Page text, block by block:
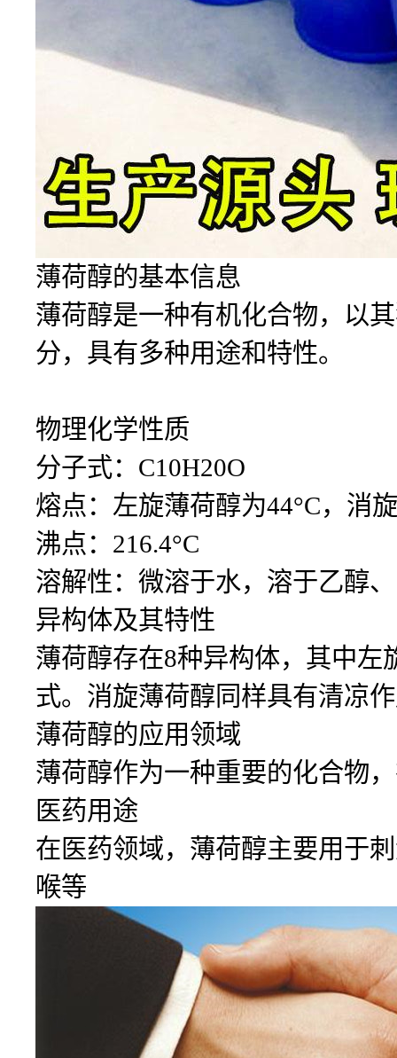
薄荷醇的基本信息
薄荷醇是一种有机化合物，以
分，具有多种用途和特性。
物理化学性质
分子式：C10H20O
熔点：左旋薄荷醇为44°C，消
沸点：216.4°C
溶解性：微溶于水，溶于乙醇
异构体及其特性
薄荷醇存在8种异构体，其中
式。消旋薄荷醇同样具有清凉
薄荷醇的应用领域
薄荷醇作为一种重要的化合物
医药用途
在医药领域，薄荷醇主要用于
喉等